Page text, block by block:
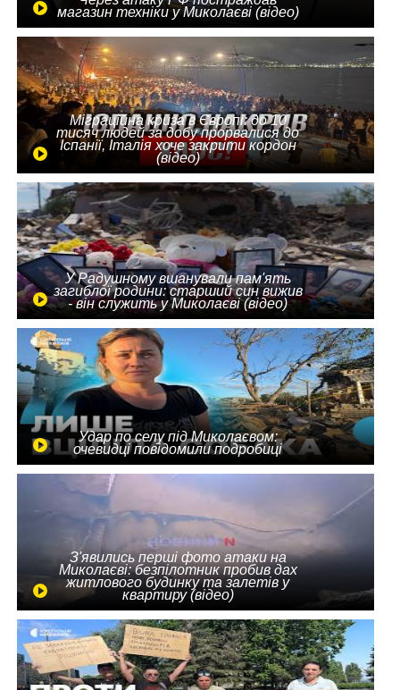
магазин техніки у Миколаєві (відео)
Міграційна криза в Європі: до 10
тисяч людей за добу прорвалися до
Іспанії, Італія хоче закрити кордон
(відео)
У Радушному вшанували пам'ять
загиблої родини: старший син вижив
- він служить у Миколаєві (відео)
Удар по селу під Миколаєвом:
очевидці повідомили подробиці
З'явились перші фото атаки на
Миколаєві: безпілотник пробив дах
житлового будинку та залетів у
квартиру (відео)